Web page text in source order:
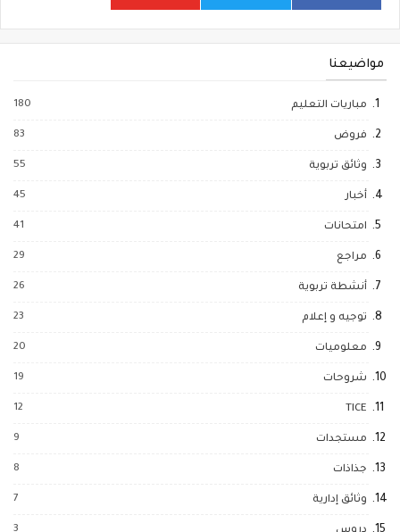
مواضيعنا
مباريات التعليم 180
فروض 83
وثائق تربوية 55
أخبار 45
امتحانات 41
مراجع 29
أنشطة تربوية 26
توجيه و إعلام 23
معلوميات 20
شروحات 19
TICE
12
مستجدات 9
جذاذات 8
وثائق إدارية 7
3